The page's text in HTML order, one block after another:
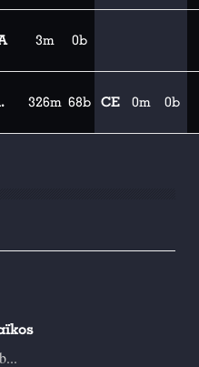
3m 0b
326m 68b CE 0m 0b